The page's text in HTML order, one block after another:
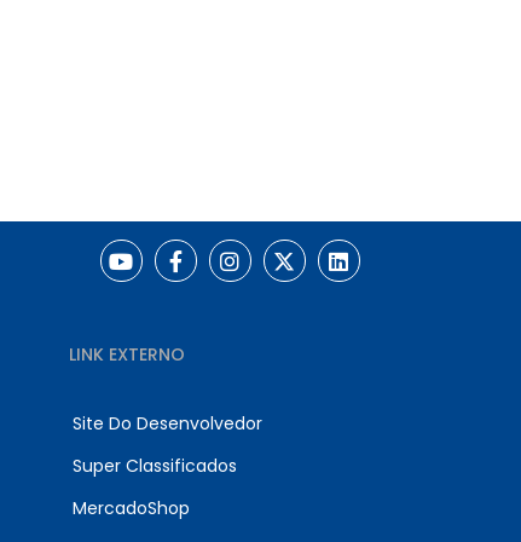
LINK EXTERNO
Site Do Desenvolvedor
Super Classificados
MercadoShop